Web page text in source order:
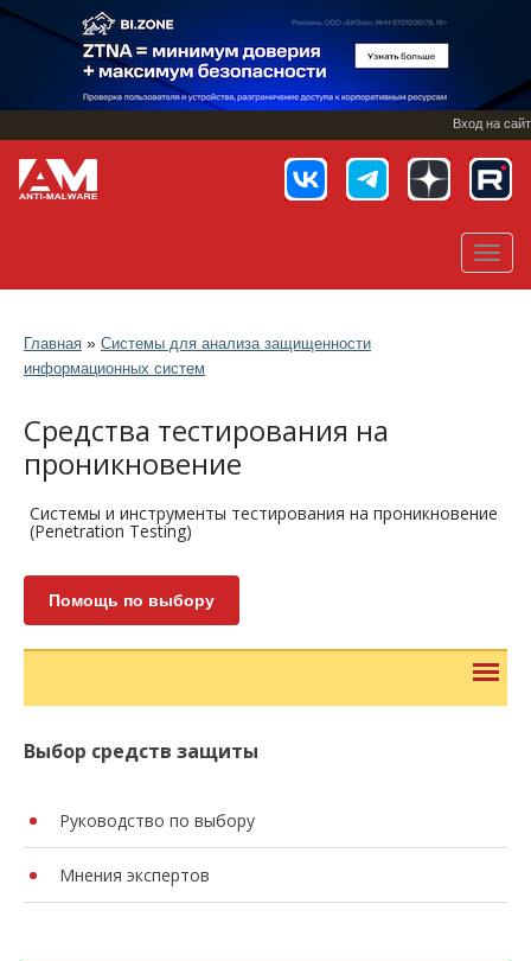
Перейти
основному
Вход на сайт
Главная » Системы для анализа защищенности
информационных систем
Средства тестирования на
проникновение
Системы и инструменты тестирования на проникновение
(Penetration Testing)
Помощь по выбору
Выбор средств защиты
Руководство по выбору
Мнения экспертов